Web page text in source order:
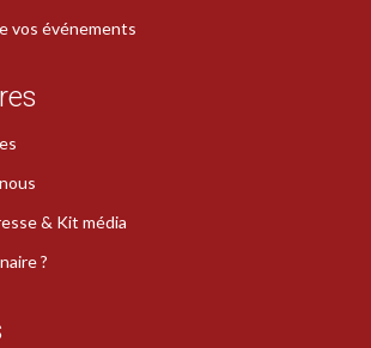
vos événements
& Kit média
?